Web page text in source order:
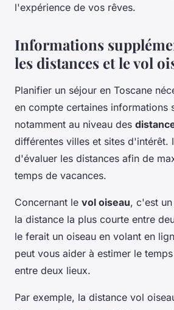
l'expérience de vos rêves.
Informations
les distances et le vol
Planifier un séjour en Toscane
en compte certaines informations
notamment au niveau des
différentes villes et sites d'intérêt.
d'évaluer les distances afin de
temps de vacances.
Concernant le vol oiseau, c'est
la distance la plus courte entre
le ferait un oiseau en volant en
peut vous aider à estimer le
entre deux lieux.
Par exemple, la distance vol